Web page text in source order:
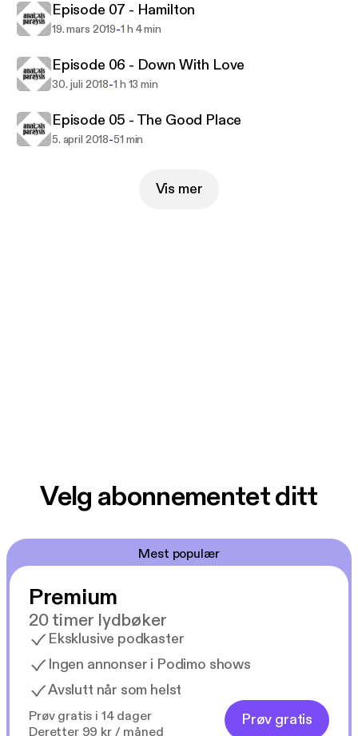
Episode 07 - Hamilton
19. mars 2019-1 h 4 min
Episode 06 - Down With Love
30. juli 2018-1 h 13 min
Episode 05 - The Good Place
5. april 2018-51 min
Vis mer
Velg abonnementet ditt
Mest populær
Premium
20 timer lydbøker
Eksklusive podkaster
Ingen annonser i Podimo shows
Avslutt når som helst
Prøv gratis i 14 dager
Deretter 99 kr / måned
Prøv gratis